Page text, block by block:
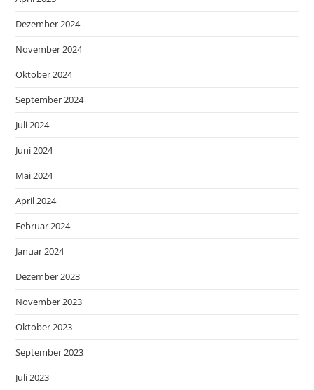
Dezember 2024
November 2024
Oktober 2024
September 2024
Juli 2024
Juni 2024
Mai 2024
April 2024
Februar 2024
Januar 2024
Dezember 2023
November 2023
Oktober 2023
September 2023
Juli 2023